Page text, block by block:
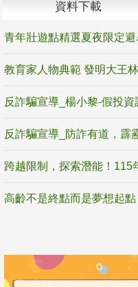
資料下載
反詐騙宣導_楊小黎-假投資